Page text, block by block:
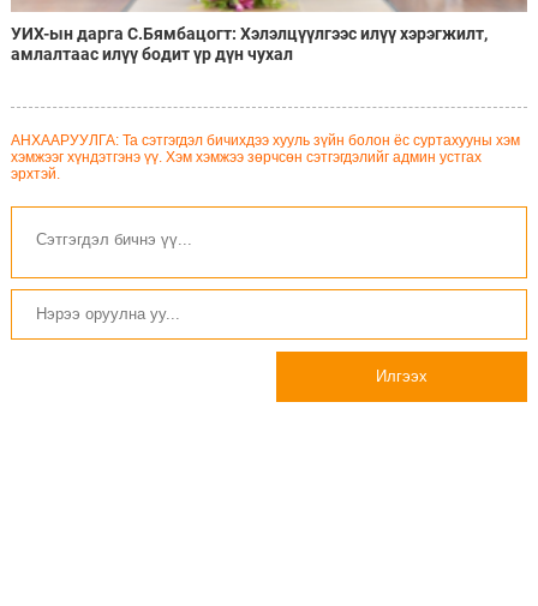
УИХ-ын дарга С.Бямбацогт: Хэлэлцүүлгээс илүү хэрэгжилт,
амлалтаас илүү бодит үр дүн чухал
АНХААРУУЛГА: Та сэтгэгдэл бичихдээ хууль зүйн болон ёс суртахууны хэм
хэмжээг хүндэтгэнэ үү. Хэм хэмжээ зөрчсөн сэтгэгдэлийг админ устгах
эрхтэй.
Илгээх